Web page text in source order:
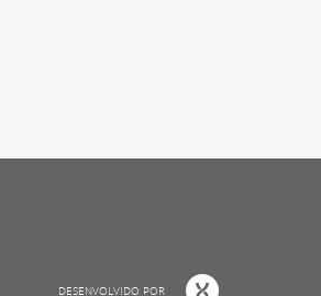
DESENVOLVIDO POR